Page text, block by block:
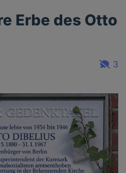
Erbe des Otto
3